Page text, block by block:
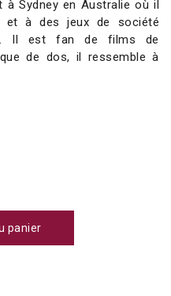
à Sydney en Australie où il
et à des jeux de société
Il est fan de films de
de dos, il ressemble à
panier